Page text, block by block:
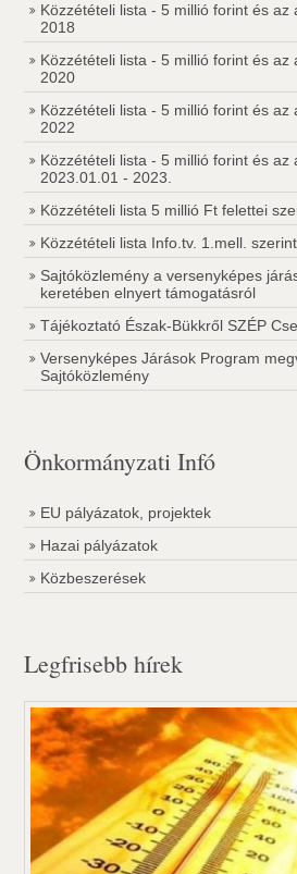
Közzétételi lista - 5 millió forint és az
2018
Közzétételi lista - 5 millió forint és az
2020
Közzétételi lista - 5 millió forint és az
2022
Közzétételi lista - 5 millió forint és az
2023.01.01 - 2023.
Közzétételi lista 5 millió Ft felettei
Közzétételi lista Info.tv. 1.mell. szerint
Sajtóközlemény a versenyképes
keretében elnyert támogatásról
Tájékoztató Észak-Bükkről SZÉP
Versenyképes Járások Program
Sajtóközlemény
Önkormányzati Infó
EU pályázatok, projektek
Hazai pályázatok
Közbeszerések
Legfrisebb hírek